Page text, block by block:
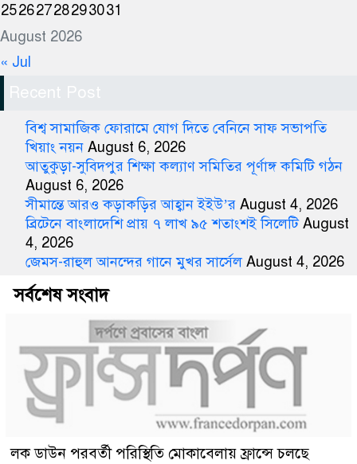
August 2026
25262728293031
« Jul
Recent Post
বিশ্ব সামাজিক ফোরামে যোগ দিতে বেনিনে সাফ সভাপতি
খিয়াং নয়ন August 6, 2026
আতুকুড়া-সুবিদপুর শিক্ষা কল্যাণ সমিতির পূর্ণাঙ্গ কমিটি গঠন
August 6, 2026
সীমান্তে আরও কড়াকড়ির আহ্বান ইইউ’র August 4, 2026
ব্রিটেনে বাংলাদেশি প্রায় ৭ লাখ ৯৫ শতাংশই সিলেটি August
4, 2026
জেমস-রাহুল আনন্দের গানে মুখর সার্সেল August 4, 2026
সর্বশেষ সংবাদ
লক ডাউন পরবর্তী পরিস্থিতি মোকাবেলায় ফ্রান্সে চলছে